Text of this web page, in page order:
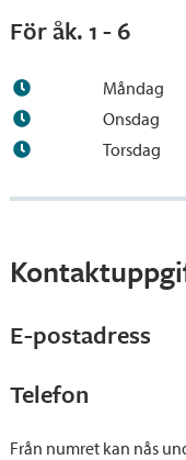
För åk. 1 - 6
Måndag
Onsdag
Torsdag
E-postadress
Telefon
Från numret kan nås